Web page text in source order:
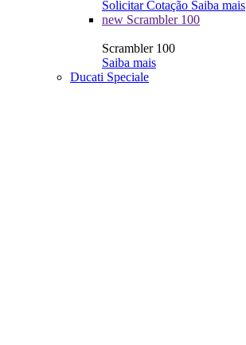
Solicitar Cotação Saiba mais
new Scrambler 100
Scrambler 100
Saiba mais
Ducati Speciale